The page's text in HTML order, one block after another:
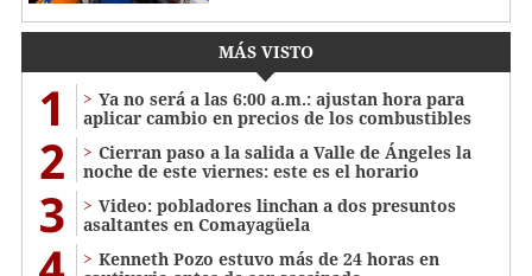
MÁS VISTO
1
Ya no será a las 6:00 a.m.: ajustan hora para
aplicar cambio en precios de los combustibles
2
Cierran paso a la salida a Valle de Ángeles la
noche de este viernes: este es el horario
3
Video: pobladores linchan a dos presuntos
asaltantes en Comayagüela
Kenneth Pozo estuvo más de 24 horas en